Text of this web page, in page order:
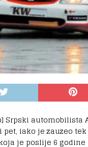
Srpski
iako je zauzeo
je poslije 6 godine